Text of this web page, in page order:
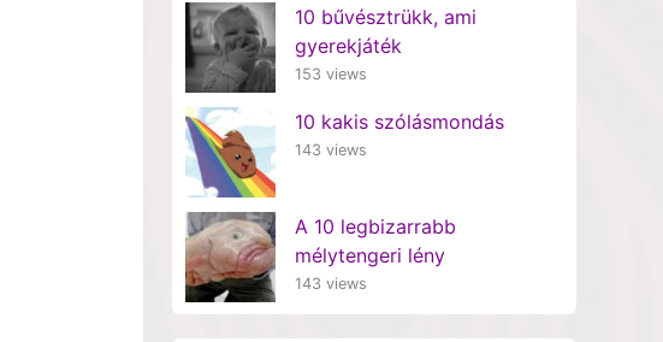
10 bűvésztrükk, ami
gyerekjáték
153 views
10 kakis szólásmondás
143 views
A 10 legbizarrabb
mélytengeri lény
143 views